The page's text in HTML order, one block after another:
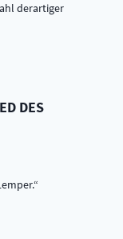
derartiger
DES